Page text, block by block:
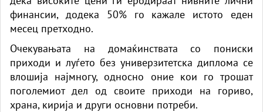
финансии, додека 50% го кажале истото еден
месец претходно.
Очекувањата на домаќинствата со пониски
приходи и луѓето без универзитетска диплома се
влошија најмногу, односно оние кои го трошат
поголемиот дел од своите приходи на гориво,
храна, кирија и други основни потреби.